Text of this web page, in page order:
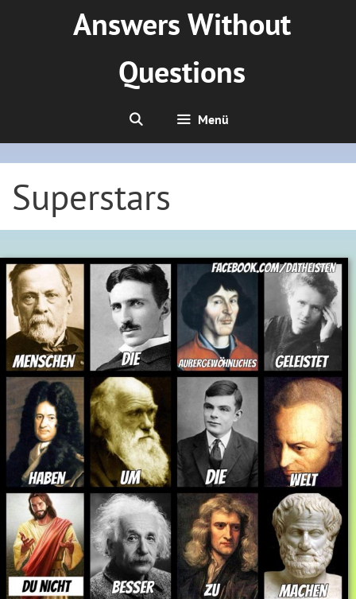
Answers Without
Questions
Menü
Superstars